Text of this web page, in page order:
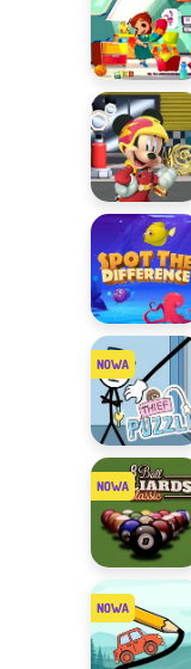
Czym się
różnią
obrazki?
Zabawy z
Disney
Junior
Szukanie
różnic ze
zwierzakami
Thief Puzzle
8 Ball
Billiards